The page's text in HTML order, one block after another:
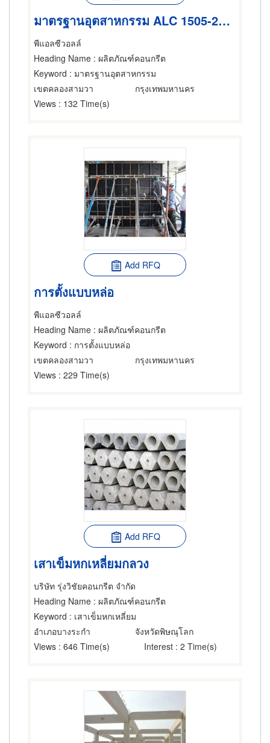
มาตรฐานอุตสาหกรรม ALC 1505-2541
พีแอลซีวอลล์
Heading Name : ผลิตภัณฑ์คอนกรีต
Keyword : มาตรฐานอุตสาหกรรม
เขตคลองสามวา
กรุงเทพมหานคร
Views : 132 Time(s)
Add RFQ
การตั้งแบบหล่อ
พีแอลซีวอลล์
Heading Name : ผลิตภัณฑ์คอนกรีต
Keyword : การตั้งแบบหล่อ
เขตคลองสามวา
กรุงเทพมหานคร
Views : 229 Time(s)
Add RFQ
เสาเข็มหกเหลี่ยมกลวง
บริษัท รุ่งวิชัยคอนกรีต จำกัด
Heading Name : ผลิตภัณฑ์คอนกรีต
Keyword : เสาเข็มหกเหลี่ยม
อำเภอบางระกำ
จังหวัดพิษณุโลก
Views : 646 Time(s) Interest : 2 Time(s)